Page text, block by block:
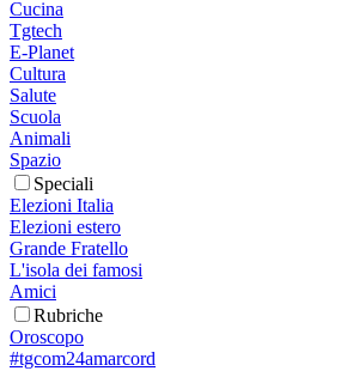
Cucina
Tgtech
E-Planet
Cultura
Salute
Scuola
Animali
Spazio
Speciali
Elezioni Italia
Elezioni estero
Grande Fratello
L'isola dei famosi
Amici
Rubriche
Oroscopo
#tgcom24amarcord